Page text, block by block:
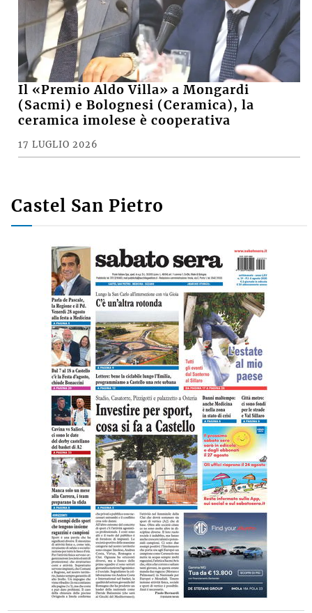
Il «Premio Aldo Villa» a Mongardi
(Sacmi) e Bolognesi (Ceramica), la
ceramica imolese è cooperativa
17 LUGLIO 2026
Castel San Pietro